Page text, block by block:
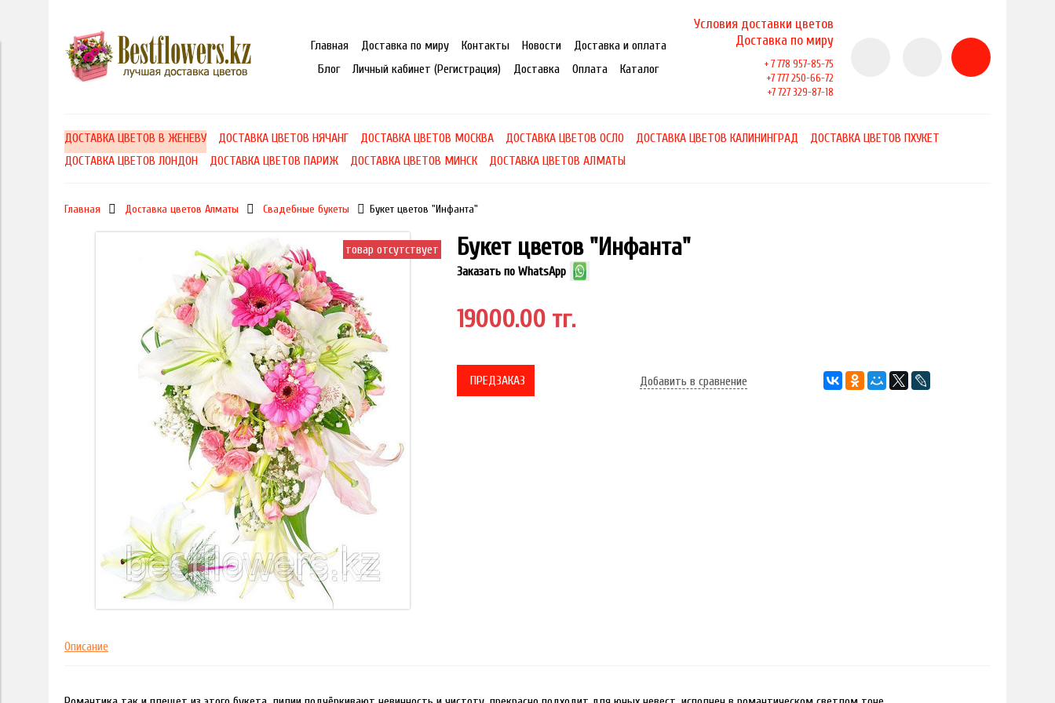
Главная Доставка по миру Контакты Новости
Доставка и оплата
Блог
Личный кабинет (Регистрация) Доставка Оплата Каталог
Условия доставки цветов
Доставка по миру
+ 7 778 957-85-75
+7 777 250-66-72
+7 727 329-87-18
ДОСТАВКА ЦВЕТОВ В ЖЕНЕВУ ДОСТАВКА ЦВЕТОВ НЯЧАНГ ДОСТАВКА ЦВЕТОВ МОСКВА ДОСТАВКА ЦВЕТОВ ОСЛО ДОСТАВКА ЦВЕТОВ КАЛИНИНГРАД
ДОСТАВКА ЦВЕТОВ ПХУКЕТ
ДОСТАВКА ЦВЕТОВ ЛОНДОН
ДОСТАВКА ЦВЕТОВ ПАРИЖ ДОСТАВКА ЦВЕТОВ МИНСК ДОСТАВКА ЦВЕТОВ АЛМАТЫ
Главная Доставка цветов Алматы Свадебные букеты Букет цветов "Инфанта"
товар отсутствует Букет цветов "Инфанта"
Заказать по WhatsApp
19000.00 тг.
ПРЕДЗАКАЗ Добавить в сравнение
Описание